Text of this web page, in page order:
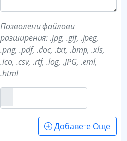
Позволени файлови
разширения: .jpg, .gif, .jpeg,
.png, .pdf, .doc, .txt, .bmp, .xls,
.ico, .csv, .rtf, .log, .JPG, .eml,
.html
Добавете Още